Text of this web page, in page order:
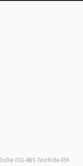
ISG-ABS-TestRide-059